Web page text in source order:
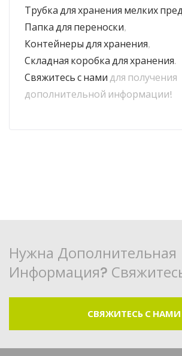
Трубка для хранения мелких
Папка для переноски,
Контейнеры для хранения,
Складная коробка для хранения.
Свяжитесь с нами для получения
дополнительной информации!
Нужна Дополнительная
Информация?
СВЯЖИТЕСЬ С НАМИ